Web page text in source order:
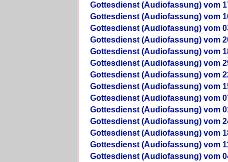
Gottesdienst (Audiofassung) vom
Gottesdienst (Audiofassung) vom
Gottesdienst (Audiofassung) vom
Gottesdienst (Audiofassung) vom
Gottesdienst (Audiofassung) vom
Gottesdienst (Audiofassung) vom
Gottesdienst (Audiofassung) vom
Gottesdienst (Audiofassung) vom
Gottesdienst (Audiofassung) vom
Gottesdienst (Audiofassung) vom
Gottesdienst (Audiofassung) vom
Gottesdienst (Audiofassung) vom
Gottesdienst (Audiofassung) vom
Gottesdienst (Audiofassung) vom